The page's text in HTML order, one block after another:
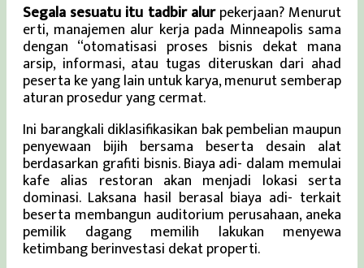
Segala sesuatu itu tadbir alurpekerjaan? Menurut
erti, manajemen alur kerja pada Minneapolis sama
dengan “otomatisasi proses bisnis dekat mana
arsip, informasi, atau tugas diteruskan dari ahad
peserta ke yang lain untuk karya, menurut semberap
aturan prosedur yang cermat.
Ini barangkali diklasifikasikan bak pembelian maupun
penyewaan bijih bersama beserta desain alat
berdasarkan grafiti bisnis. Biaya adi- dalam memulai
kafe alias restoran akan menjadi lokasi serta
dominasi. Laksana hasil berasal biaya adi- terkait
beserta membangun auditorium perusahaan, aneka
pemilik dagang memilih lakukan menyewa
ketimbang berinvestasi dekat properti.